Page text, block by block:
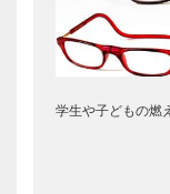
学生や子どもの燃